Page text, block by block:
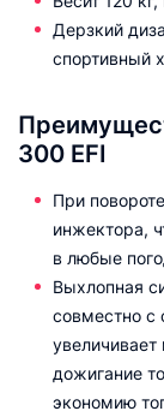
Дерзкий
спортивный
300 EFI
При
инжектора,
в любые
Выхлопная
совместно с
дожигание
экономию